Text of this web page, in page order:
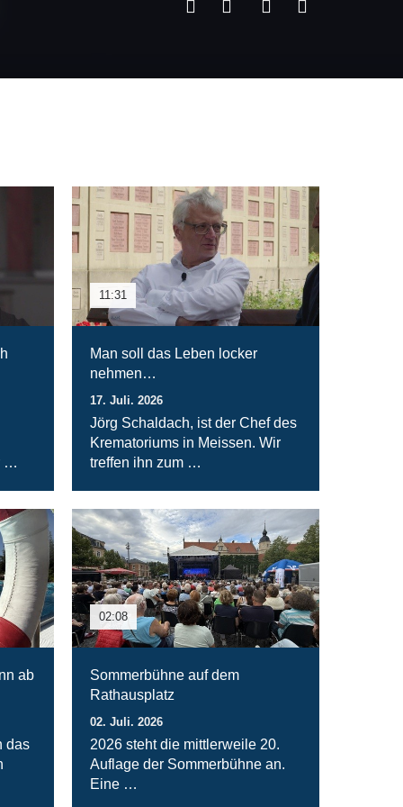
…
11:31
Man soll das Leben locker
nehmen…
17. Juli. 2026
Jörg Schaldach, ist der Chef des
Krematoriums in Meissen. Wir
treffen ihn zum …
ab
das
02:08
Sommerbühne auf dem
Rathausplatz
02. Juli. 2026
2026 steht die mittlerweile 20.
Auflage der Sommerbühne an.
Eine …